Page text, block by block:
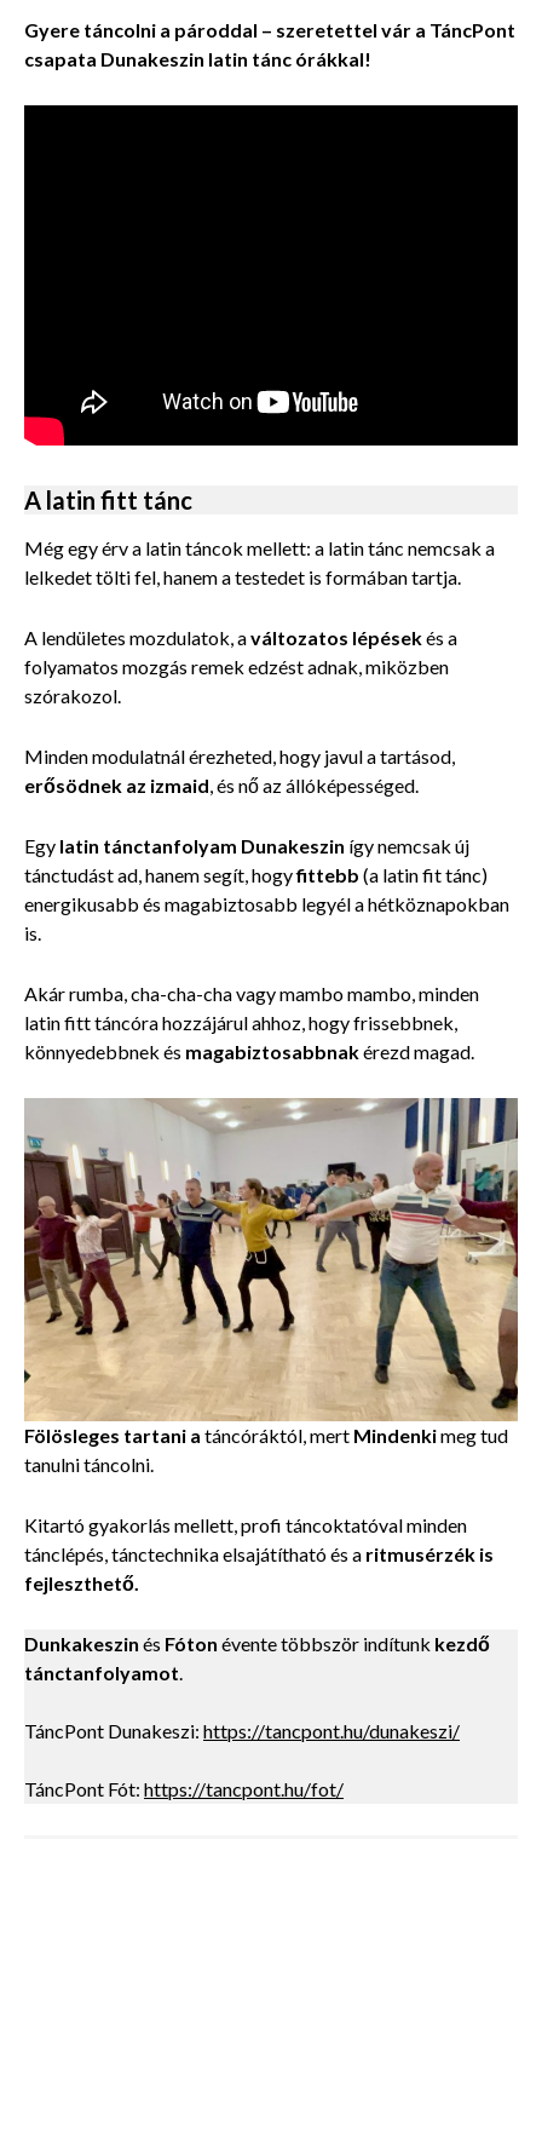
Gyere táncolni a pároddal – szeretettel vár a TáncPont
csapata Dunakeszin latin tánc órákkal!
A latin fitt tánc
Még egy érv a latin táncok mellett: a latin tánc nemcsak a
lelkedet tölti fel, hanem a testedet is formában tartja.
A lendületes mozdulatok, aváltozatos lépésekés a
folyamatos mozgás remek edzést adnak, miközben
szórakozol.
Minden modulatnál érezheted, hogy javul a tartásod,
erősödnek az izmaid, és nő az állóképességed.
Egy latin tánctanfolyam Dunakeszin így nemcsak új
tánctudást ad, hanem segít, hogyfittebb (a latin fit tánc)
energikusabb és magabiztosabb legyél a hétköznapokban
is.
Akár rumba, cha-cha-cha vagy mambo mambo, minden
latin fitt táncóra hozzájárul ahhoz, hogy frissebbnek,
könnyedebbnek és magabiztosabbnakérezd magad.
Fölösleges tartani a táncóráktól, mert Mindenkimeg tud
tanulni táncolni.
Kitartó gyakorlás mellett, profi táncoktatóval minden
tánclépés, tánctechnika elsajátítható és a ritmusérzék is
fejleszthető.
Dunkakeszin és Fóton évente többször indítunk kezdő
tánctanfolyamot.
TáncPont Dunakeszi: https://tancpont.hu/dunakeszi/
TáncPont Fót: https://tancpont.hu/fot/